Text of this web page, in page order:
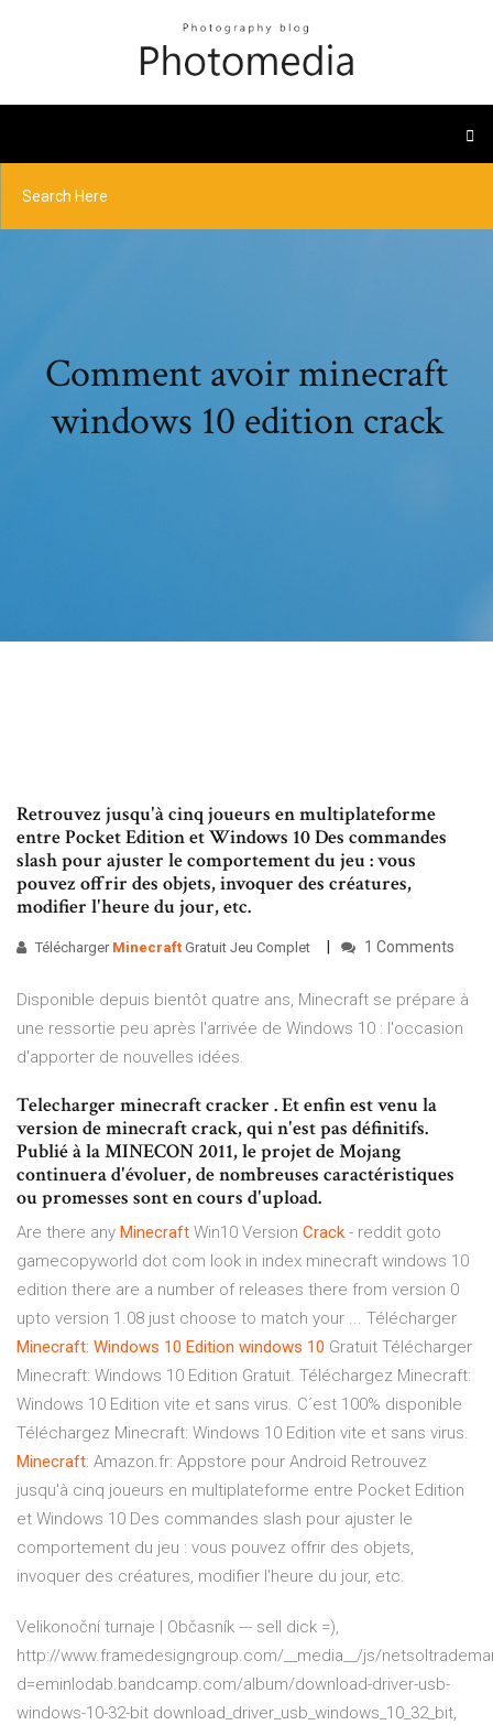
Comment avoir minecraft
windows 10 edition crack
Retrouvez jusqu'à cinq joueurs en multiplateforme
entre Pocket Edition et Windows 10 Des commandes
slash pour ajuster le comportement du jeu : vous
pouvez offrir des objets, invoquer des créatures,
modifier l'heure du jour, etc.
Télécharger Minecraft Gratuit Jeu Complet 1 Comments
Disponible depuis bientôt quatre ans, Minecraft se prépare à
une ressortie peu après l'arrivée de Windows 10 : l'occasion
d'apporter de nouvelles idées.
Telecharger minecraft cracker . Et enfin est venu la
version de minecraft crack, qui n'est pas définitifs.
Publié à la MINECON 2011, le projet de Mojang
continuera d'évoluer, de nombreuses caractéristiques
ou promesses sont en cours d'upload.
Are there any Minecraft Win10 Version Crack - reddit goto
gamecopyworld dot com look in index minecraft windows 10
edition there are a number of releases there from version 0
upto version 1.08 just choose to match your ... Télécharger
Minecraft: Windows 10 Edition windows 10 Gratuit Télécharger
Minecraft: Windows 10 Edition Gratuit. Téléchargez Minecraft:
Windows 10 Edition vite et sans virus. C´est 100% disponible
Téléchargez Minecraft: Windows 10 Edition vite et sans virus.
Minecraft: Amazon.fr: Appstore pour Android Retrouvez
jusqu'à cinq joueurs en multiplateforme entre Pocket Edition
et Windows 10 Des commandes slash pour ajuster le
comportement du jeu : vous pouvez offrir des objets,
invoquer des créatures, modifier l'heure du jour, etc.
Velikonoční turnaje | Občasník --- sell dick =),
http://www.framedesigngroup.com/__media__/js/
d=eminlodab.bandcamp.com/album/download-driver-usb-
windows-10-32-bit download_driver_usb_windows_10_32_bit,